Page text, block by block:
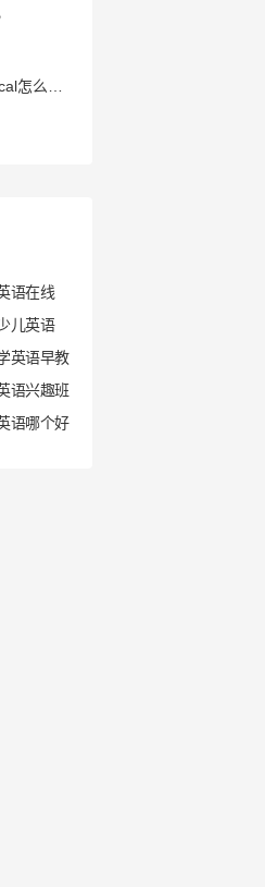
语在线
儿英语
英语早教
语兴趣班
语哪个好